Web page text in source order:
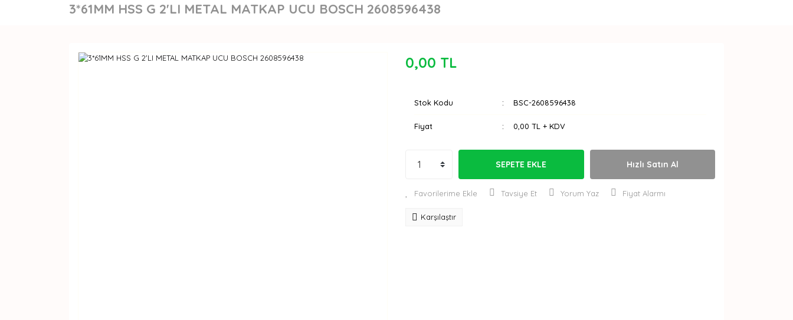
3*61MM HSS G 2'LI METAL MATKAP UCU BOSCH 2608596438
0,00 TL
Stok Kodu BSC-2608596438
Fiyat 0,00 TL + KDV
SEPETE EKLE Hızlı Satın Al
Tavsiye Et Yorum Yaz Fiyat Alarmı
Karşılaştır